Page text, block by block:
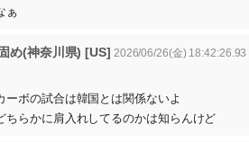
ぁ
め(神奈川県) [US] 2026/06/26(金)
ーボの試合は韓国とは関係ないよ
ちらかに肩入れしてるのかは知らんけど